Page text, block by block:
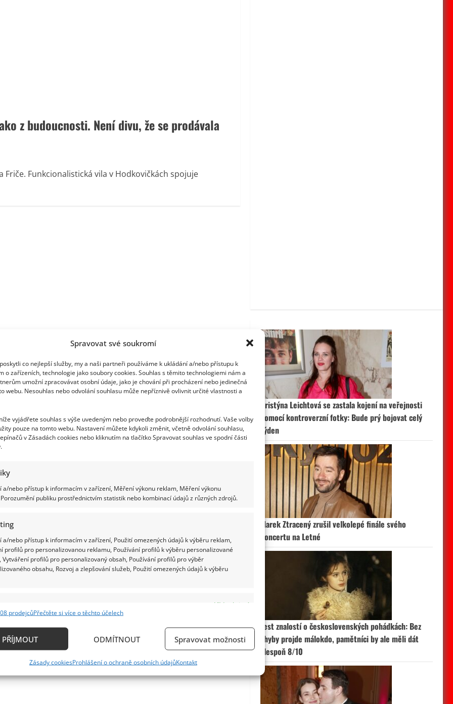
Spravovat své soukromí
co nejlepší služby, my a naši partneři používáme k ukládání a/nebo přístupu k
o zařízeních, technologie jako soubory cookies. Souhlas s těmito technologiemi nám a
umožní zpracovávat osobní údaje, jako je chování při procházení nebo jedinečná
webu. Nesouhlas nebo odvolání souhlasu může nepříznivě ovlivnit určité vlastnosti a
vyjádřete souhlas s výše uvedeným nebo proveďte podrobnější rozhodnutí. Vaše volby
pouze na tomto webu. Nastavení můžete kdykoli změnit, včetně odvolání souhlasu,
v Zásadách cookies nebo kliknutím na tlačítko Spravovat souhlas ve spodní části
a/nebo přístup k informacím v zařízení, Měření výkonu reklam, Měření výkonu
publiku prostřednictvím statistik nebo kombinací údajů z různých zdrojů.
a/nebo přístup k informacím v zařízení, Použití omezených údajů k výběru reklam,
profilů pro personalizovanou reklamu, Používání profilů k výběru personalizované
Vytváření profilů pro personalizovaný obsah, Používání profilů pro výběr
obsahu, Rozvoj a zlepšování služeb, Použití omezených údajů k výběru
Vždy aktivní
zařízení na základě automaticky přenášených informací.
aktivně požadovaných informací.
prodejcůPřečtěte si více o těchto účelech
PŘÍJMOUT ODMÍTNOUT Spravovat možnosti
Zásady cookiesProhlášení o ochraně osobních údajůKontakt
z budoucnosti. Není divu, že se prodávala
Funkcionalistická vila v Hodkovičkách spojuje
Kristýna Leichtová se zastala kojení na veřejnosti
pomocí kontroverzní fotky: Bude prý bojovat celý
týden
Marek Ztracený zrušil velkolepé finále svého
koncertu na Letné
Test znalostí o československých pohádkách: Bez
chyby projde málokdo, pamětníci by ale měli dát
alespoň 8/10